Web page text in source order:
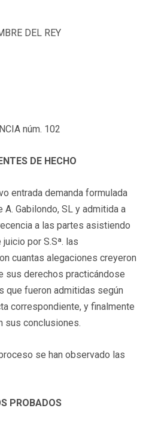
DEL REY
núm. 102
DE HECHO
entrada demanda formulada
Gabilondo, SL y admitida a
a las partes asistiendo
por S.Sª. las
cuantas alegaciones creyeron
sus derechos practicándose
que fueron admitidas según
correspondiente, y finalmente
sus conclusiones.
se han observado las
PROBADOS